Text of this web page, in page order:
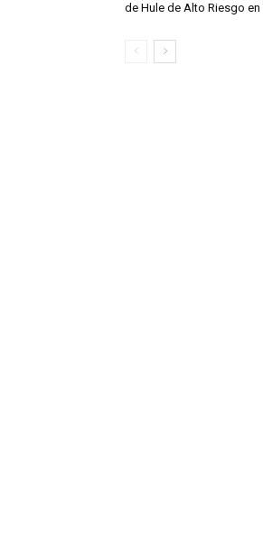
de Hule de Alto Riesgo en